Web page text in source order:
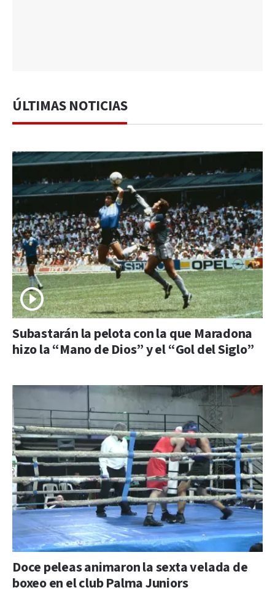
ÚLTIMAS NOTICIAS
Subastarán la pelota con la que Maradona
hizo la “Mano de Dios” y el “Gol del Siglo”
Doce peleas animaron la sexta velada de
boxeo en el club Palma Juniors